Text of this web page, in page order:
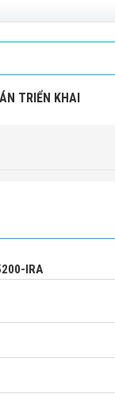
TRIỂN KHAI
IRA